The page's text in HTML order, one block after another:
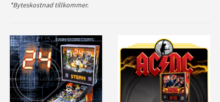
*Byteskostnad tillkommer.